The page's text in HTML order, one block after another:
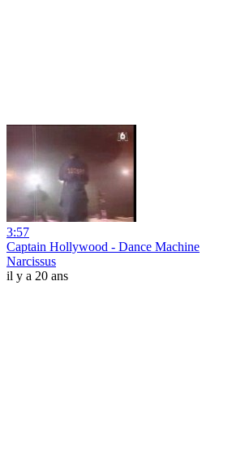
3:57
Captain Hollywood - Dance Machine
Narcissus
il y a 20 ans